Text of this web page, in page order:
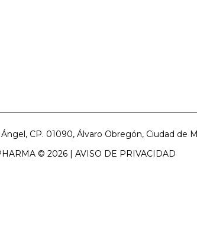
CP. 01090, Álvaro Obregón, Ciudad de
© 2026 | AVISO DE PRIVACIDAD